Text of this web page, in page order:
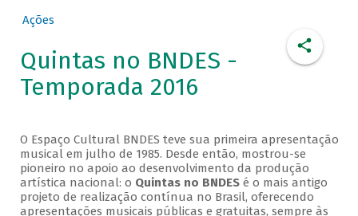
Ações
Quintas no BNDES -
Temporada 2016
O Espaço Cultural BNDES teve sua primeira apresentação
musical em julho de 1985. Desde então, mostrou-se
pioneiro no apoio ao desenvolvimento da produção
artística nacional: o Quintas no BNDESé o mais antigo
projeto de realização contínua no Brasil, oferecendo
apresentações musicais públicas e gratuitas, sempre às